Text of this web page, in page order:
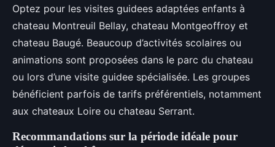
Optez pour les visites guidees adaptées enfants à
chateau Montreuil Bellay, chateau Montgeoffroy et
chateau Baugé. Beaucoup d’activités scolaires ou
animations sont proposées dans le parc du chateau
ou lors d’une visite guidee spécialisée. Les groupes
bénéficient parfois de tarifs préférentiels, notamment
aux chateaux Loire ou chateau Serrant.
Recommandations sur la période idéale pour